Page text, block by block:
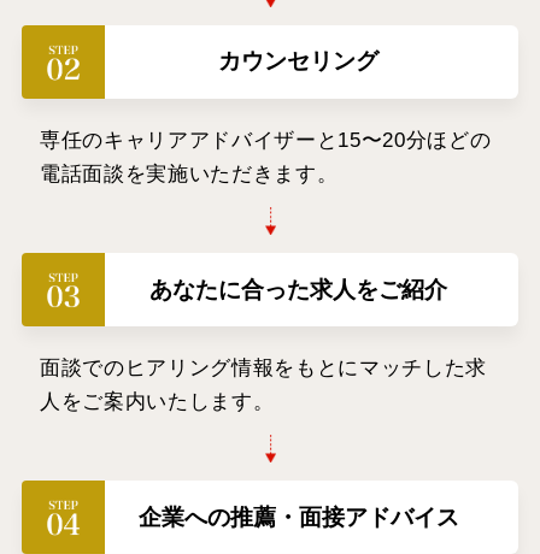
カウンセリング
専任のキャリアアドバイザーと15〜20分ほどの
電話面談を実施いただきます。
あなたに合った求人をご紹介
面談でのヒアリング情報をもとにマッチした求
人をご案内いたします。
企業への推薦・面接アドバイス